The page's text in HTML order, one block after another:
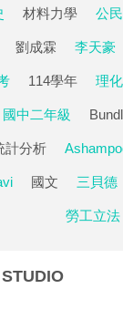
材料力學 公民
劉成霖 李天豪
114學年 理化
國中二年級
計分析
國文 三貝德
勞工立法